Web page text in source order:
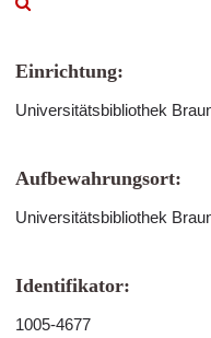
Einrichtung:
Universitätsbibliothek
Aufbewahrungsort:
Universitätsbibliothek
Identifikator:
1005-4677